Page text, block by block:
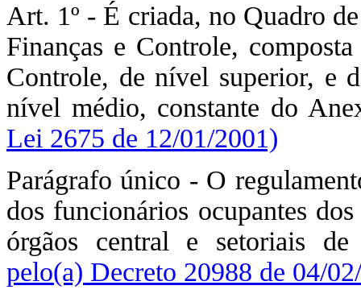
Art. 1º - É criada, no Quadro
Finanças e Controle,
Controle, de nível superior, e
nível médio, constante do
Lei 2675 de 12/01/2001)
Parágrafo único - O
dos funcionários ocupantes
órgãos central e setoriais
pelo(a) Decreto 20988 de 04/